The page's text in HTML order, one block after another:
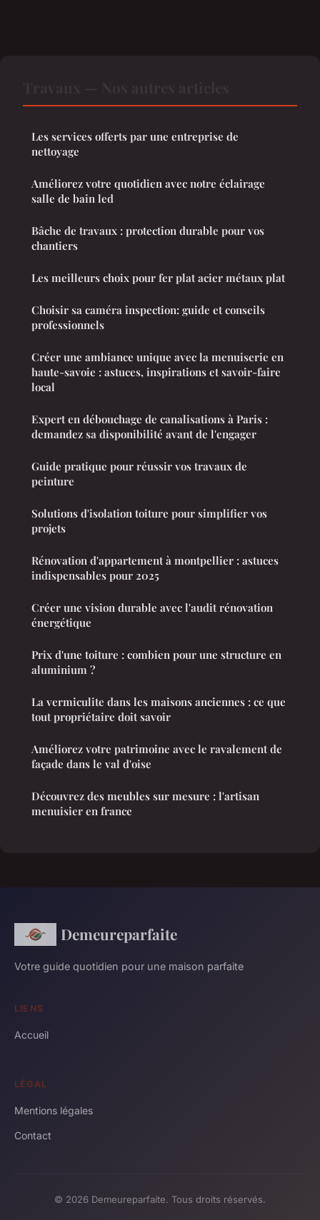
Les services offerts par une entreprise de
nettoyage
Améliorez votre quotidien avec notre éclairage
salle de bain led
Bâche de travaux : protection durable pour vos
chantiers
Les meilleurs choix pour fer plat acier métaux plat
Choisir sa caméra inspection: guide et conseils
professionnels
Créer une ambiance unique avec la menuiserie en
haute-savoie : astuces, inspirations et savoir-faire
local
Expert en débouchage de canalisations à Paris :
demandez sa disponibilité avant de l'engager
Guide pratique pour réussir vos travaux de
peinture
Solutions d'isolation toiture pour simplifier vos
projets
Rénovation d'appartement à montpellier : astuces
indispensables pour 2025
Créer une vision durable avec l'audit rénovation
énergétique
Prix d'une toiture : combien pour une structure en
aluminium ?
La vermiculite dans les maisons anciennes : ce que
tout propriétaire doit savoir
Améliorez votre patrimoine avec le ravalement de
façade dans le val d'oise
Découvrez des meubles sur mesure : l'artisan
menuisier en france
Demeureparfaite
Votre guide quotidien pour une maison parfaite
LIENS
Accueil
LÉGAL
Mentions légales
Contact
© 2026 Demeureparfaite. Tous droits réservés.